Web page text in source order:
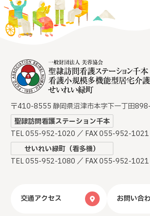
〒410-8555 静岡県沼津市本字下一丁田
聖隷訪問看護ステーション千本
TEL 055-952-1020 ／ FAX 055-952-1021
せいれい緑町（看多機）
TEL 055-952-1080 ／ FAX 055-952-1021
交通アクセス お問い合